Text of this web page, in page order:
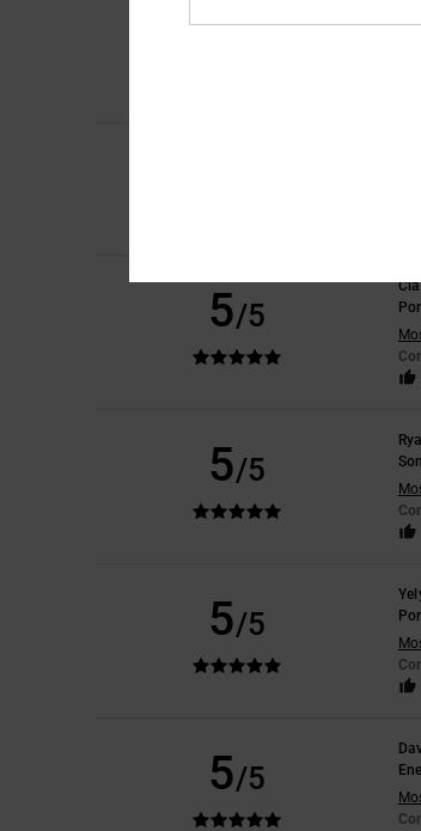
5/5
5/5
5/5
5/5
5/5